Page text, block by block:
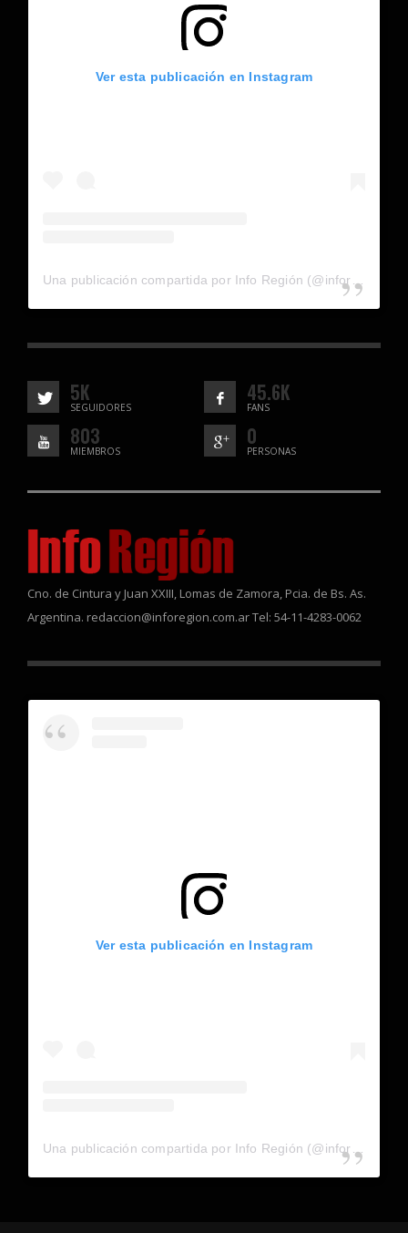
Ver esta publicación en Instagram
5K
SEGUIDORES
45.6K
FANS
803
MIEMBROS
0
PERSONAS
Cno. de Cintura y Juan XXIII, Lomas de Zamora, Pcia. de Bs. As.
Argentina. redaccion@inforegion.com.ar Tel: 54-11-4283-0062
Ver esta publicación en Instagram
Una publicación compartida por Info Región (@inforegion_redes)